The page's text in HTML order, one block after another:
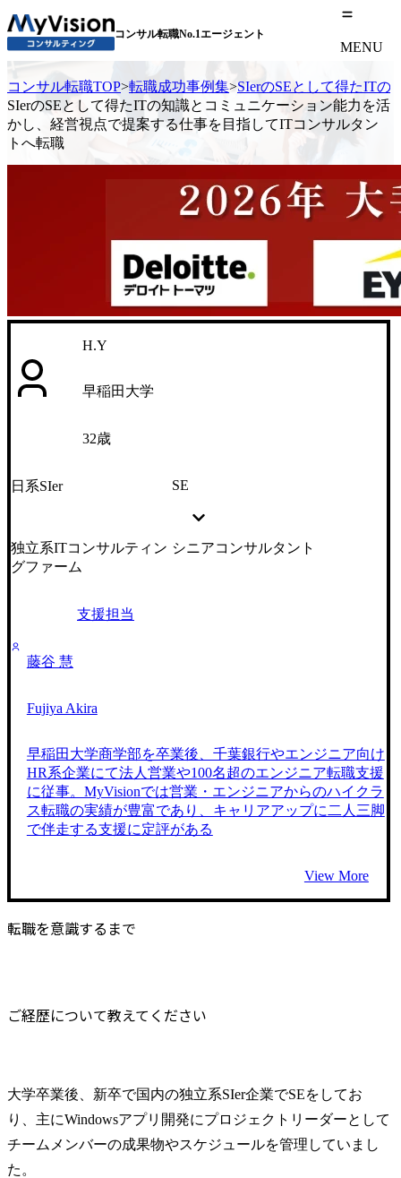
コンサル転職No.1エージェント
MENU
コンサル転職TOP>転職成功事例集>SIerのSEとして得たIT
SIerのSEとして得たITの知識とコミュニケーション能力を活
かし、経営視点で提案する仕事を目指してITコンサルタン
トへ転職
H.Y
早稲田大学
32歳
日系SIer SE
独立系ITコンサルティン
グファーム
シニアコンサルタント
支援担当
藤谷 慧
Fujiya Akira
早稲田大学商学部を卒業後、千葉銀行やエンジニア向け
HR系企業にて法人営業や100名超のエンジニア転職支援
に従事。MyVisionでは営業・エンジニアからのハイクラ
ス転職の実績が豊富であり、キャリアアップに二人三脚
で伴走する支援に定評がある
View More
転職を意識するまで
ご経歴について教えてください
大学卒業後、新卒で国内の独立系SIer企業でSEをしてお
り、主にWindowsアプリ開発にプロジェクトリーダーとして
チームメンバーの成果物やスケジュールを管理していまし
た。